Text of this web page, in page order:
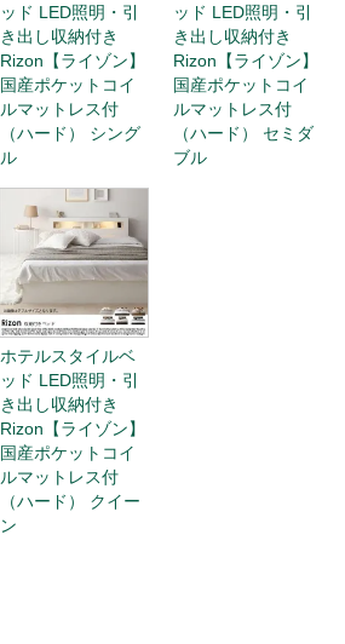
ッド LED照明・引
き出し収納付き
Rizon【ライゾン】
国産ポケットコイ
ルマットレス付
（ハード） シング
ル
ッド LED照明・引
き出し収納付き
Rizon【ライゾン】
国産ポケットコイ
ルマットレス付
（ハード） セミダ
ブル
ホテルスタイルベ
ッド LED照明・引
き出し収納付き
Rizon【ライゾン】
国産ポケットコイ
ルマットレス付
（ハード） クイー
ン